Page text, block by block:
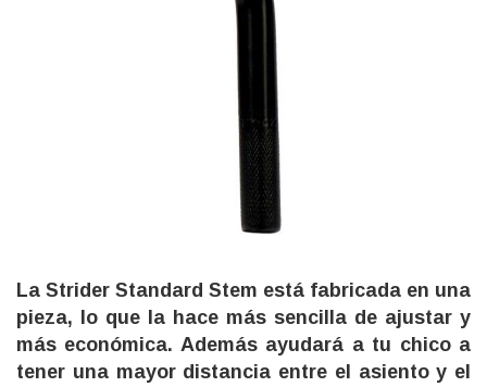
La Strider Standard Stem está fabricada en una
pieza, lo que la hace más sencilla de ajustar y
más económica. Además ayudará a tu chico a
tener una mayor distancia entre el asiento y el